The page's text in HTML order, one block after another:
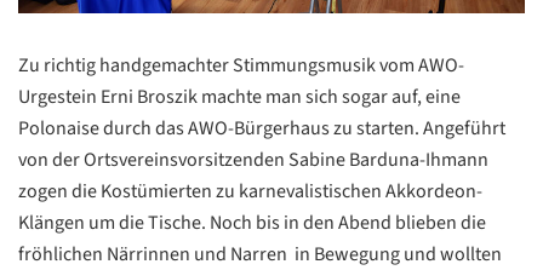
Zu richtig handgemachter Stimmungsmusik vom AWO-
Urgestein Erni Broszik machte man sich sogar auf, eine
Polonaise durch das AWO-Bürgerhaus zu starten. Angeführt
von der Ortsvereinsvorsitzenden Sabine Barduna-Ihmann
zogen die Kostümierten zu karnevalistischen Akkordeon-
Klängen um die Tische. Noch bis in den Abend blieben die
fröhlichen Närrinnen und Narren in Bewegung und wollten